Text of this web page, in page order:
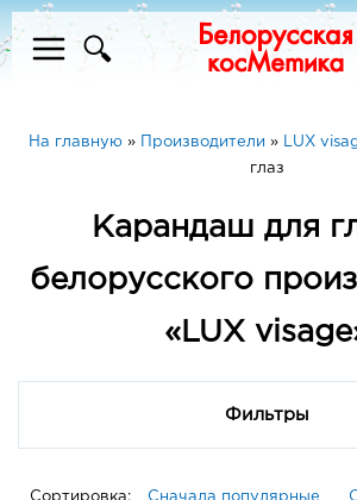
На главную » Производители » LUX
глаз
Карандаш для
белорусского
«LUX
Фильтры
Сортировка: Сначала популярные